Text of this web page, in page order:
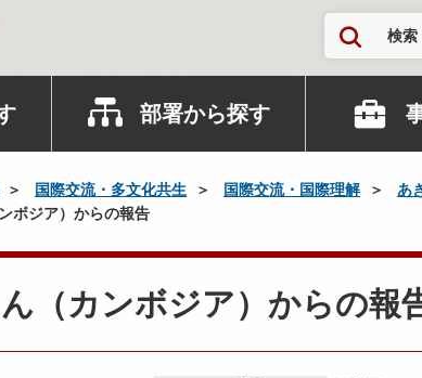
検索
部署から探す
国際交流・多文化共生 国際交流・国際理解
あ
ジア）からの報告
カンボジア）からの報